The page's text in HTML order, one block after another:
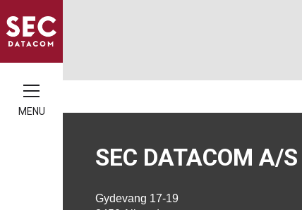
MENU
SEC DATACOM A/S
Gydevang 17-19